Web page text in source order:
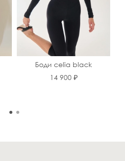
Боди celia black
14 900 ₽